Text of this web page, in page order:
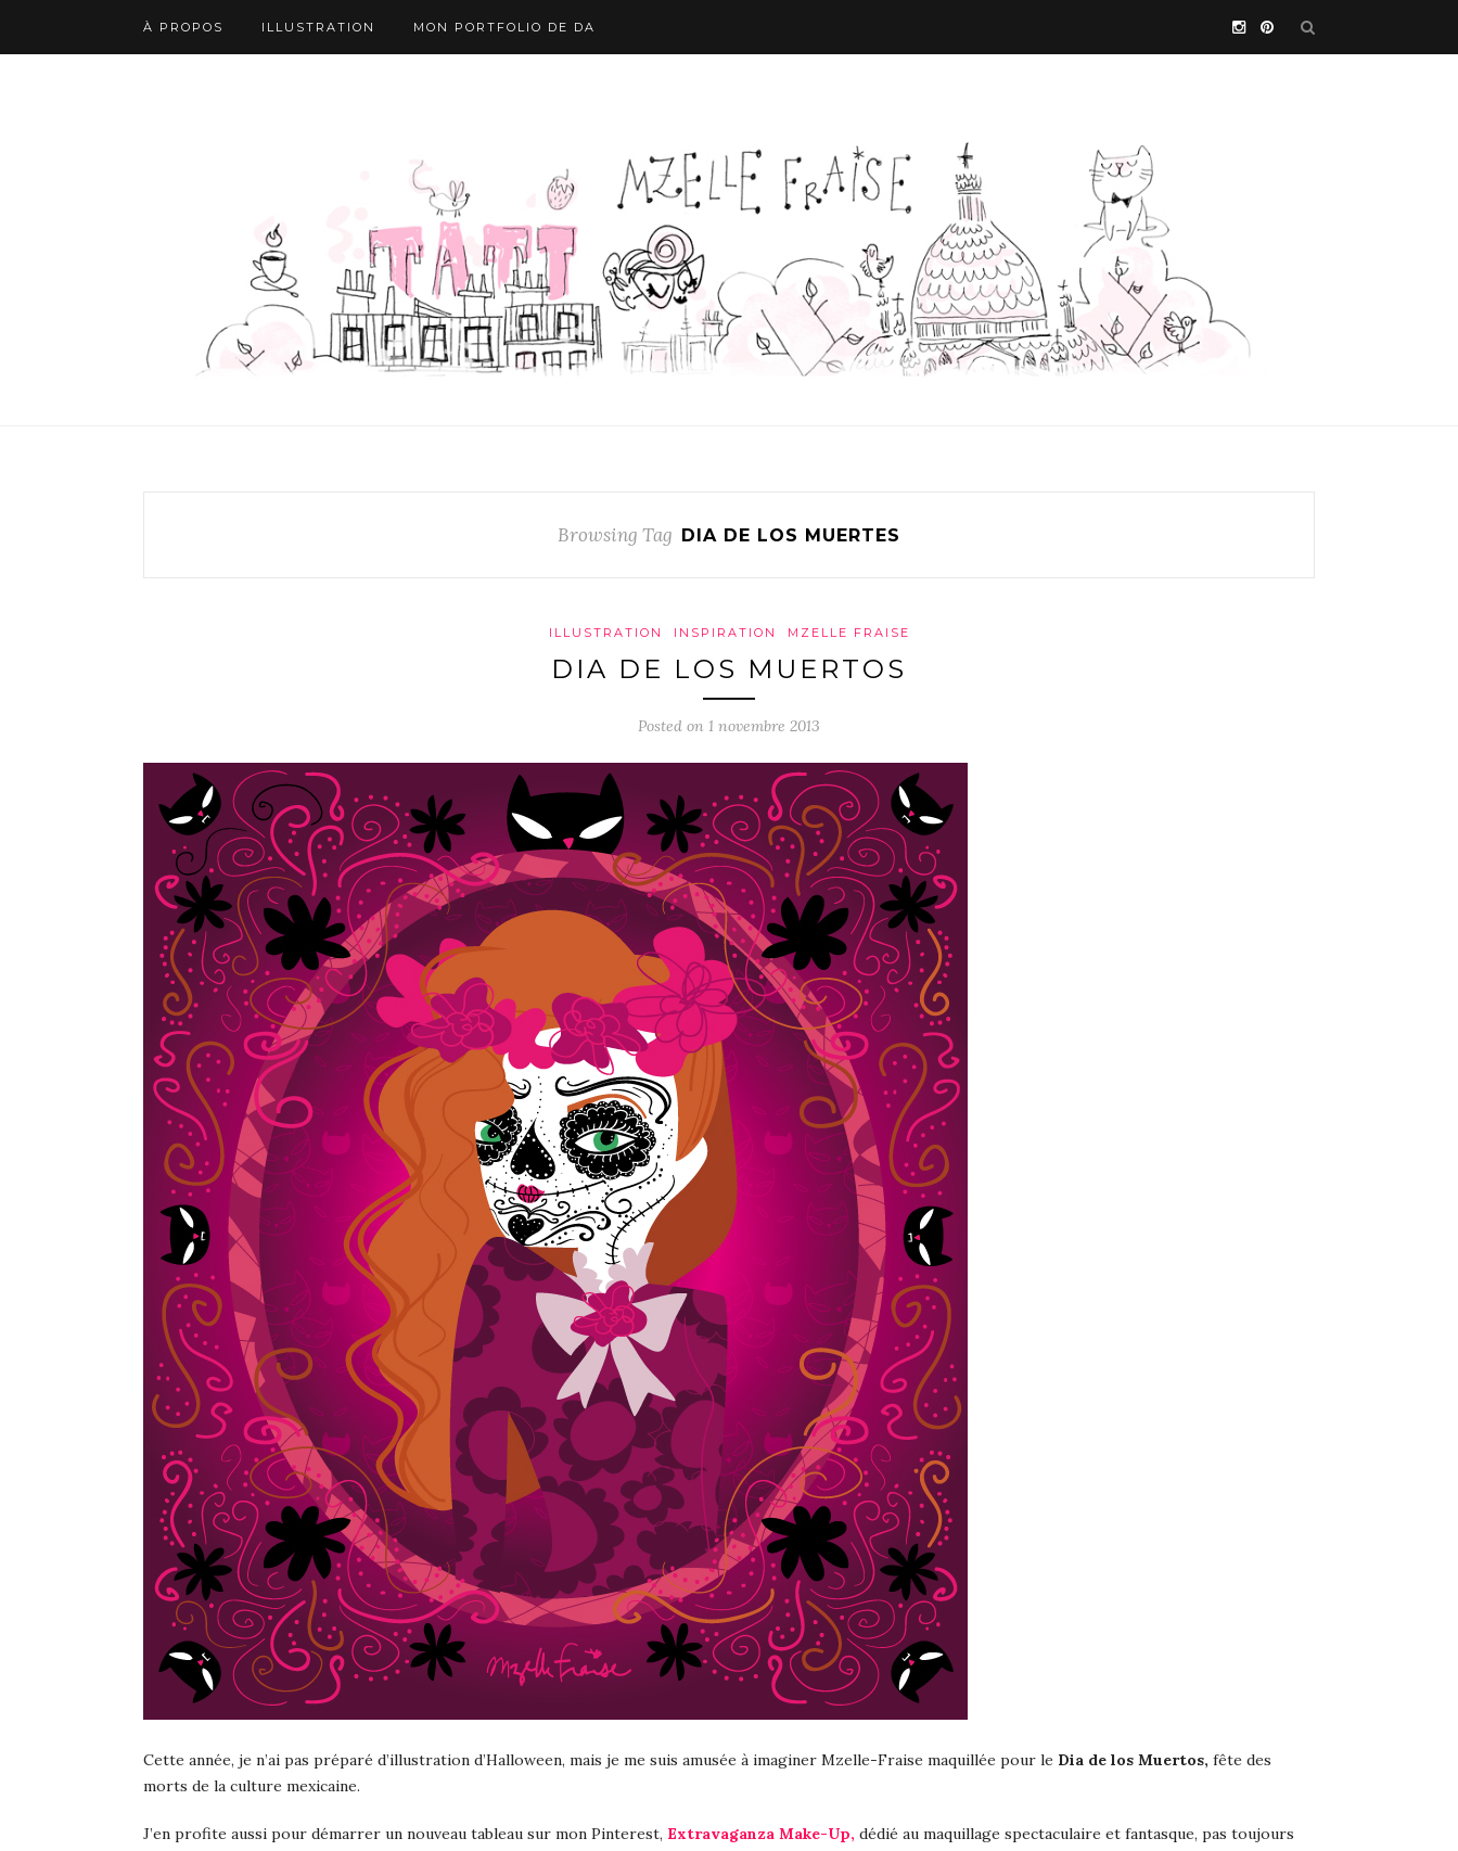
À PROPOS ILLUSTRATION MON PORTFOLIO DE DA
Browsing Tag DIA DE LOS MUERTES
ILLUSTRATION INSPIRATION MZELLE FRAISE
DIA DE LOS MUERTOS
Posted on 1 novembre 2013
Cette année, je n’ai pas préparé d’illustration d’Halloween, mais je me suis amusée à imaginer Mzelle-Fraise maquillée pour le Dia de los Muertos, fête des
morts de la culture mexicaine.
J’en profite aussi pour démarrer un nouveau tableau sur mon Pinterest, Extravaganza Make-Up, dédié au maquillage spectaculaire et fantasque, pas toujours